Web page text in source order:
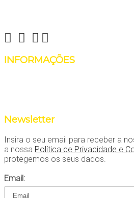
INFORMAÇÕES
Newsletter
Insira o seu email para receber a
a nossa Política de Privacidade e
protegemos os seus dados.
Email: